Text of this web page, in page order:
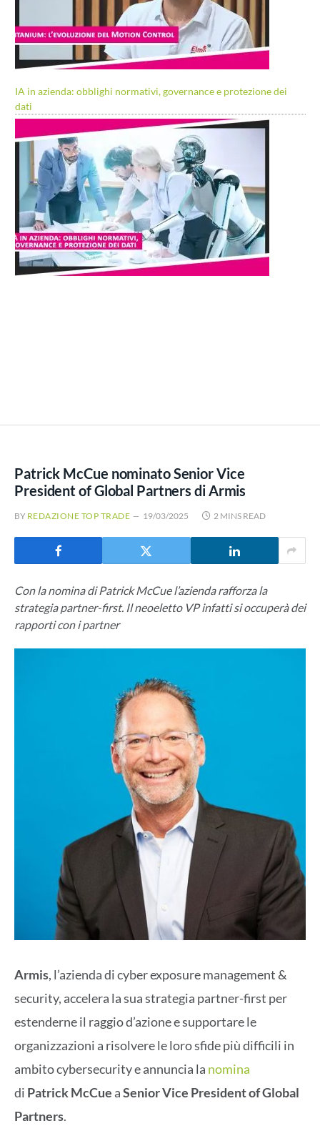
IA in azienda: obblighi normativi, governance e protezione dei
dati
Patrick McCue nominato Senior Vice
President of Global Partners di Armis
BY REDAZIONE TOP TRADE 19/03/2025 2 MINS READ
Con la nomina di Patrick McCue l’azienda rafforza la
strategia partner-first. Il neoeletto VP infatti si occuperà dei
rapporti con i partner
Armis, l’azienda di cyber exposure management &
security, accelera la sua strategia partner-first per
estenderne il raggio d’azione e supportare le
organizzazioni a risolvere le loro sfide più difficili in
ambito cybersecurity e annuncia la nomina
di Patrick McCue aSenior Vice President of Global
Partners.